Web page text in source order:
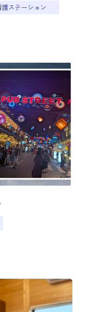
護ステーション